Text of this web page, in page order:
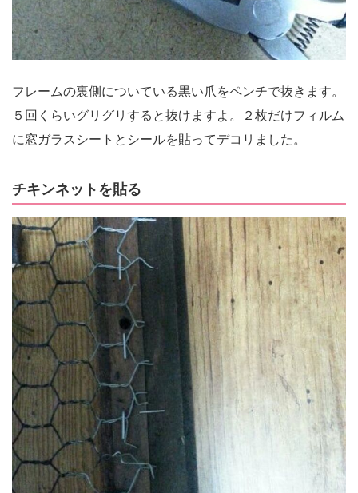
フレームの裏側についている黒い爪をペンチで抜きます。
５回くらいグリグリすると抜けますよ。２枚だけフィルム
に窓ガラスシートとシールを貼ってデコリました。
チキンネットを貼る